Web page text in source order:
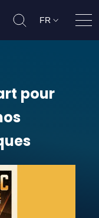
FR
pour
pour